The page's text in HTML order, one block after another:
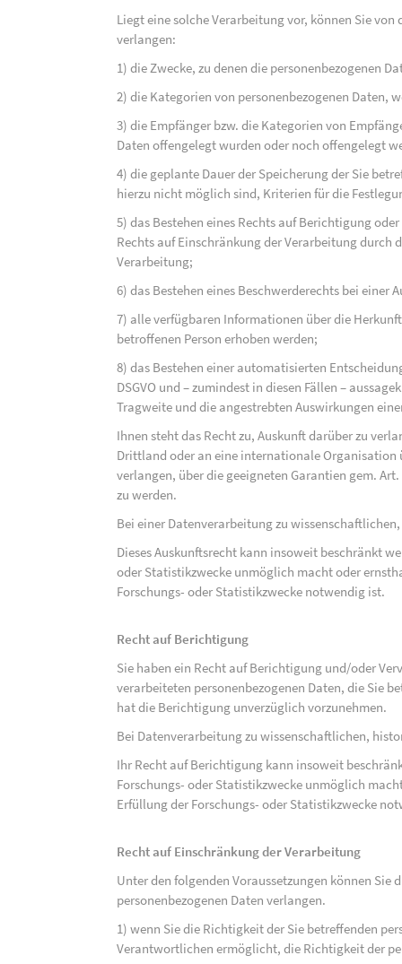
Liegt eine solche Verarbeitung vor, können Sie
verlangen:
1) die Zwecke, zu denen die personenbezogenen
2) die Kategorien von personenbezogenen Daten,
3) die Empfänger bzw. die Kategorien von
Daten offengelegt wurden oder noch offengelegt
4) die geplante Dauer der Speicherung der Sie
hierzu nicht möglich sind, Kriterien für die
5) das Bestehen eines Rechts auf Berichtigung
Rechts auf Einschränkung der Verarbeitung durch
Verarbeitung;
6) das Bestehen eines Beschwerderechts bei einer
7) alle verfügbaren Informationen über die
betroffenen Person erhoben werden;
8) das Bestehen einer automatisierten
DSGVO und – zumindest in diesen Fällen –
Tragweite und die angestrebten Auswirkungen
Ihnen steht das Recht zu, Auskunft darüber zu
Drittland oder an eine internationale Organisation
verlangen, über die geeigneten Garantien gem.
zu werden.
Bei einer Datenverarbeitung zu
Dieses Auskunftsrecht kann insoweit beschränkt
oder Statistikzwecke unmöglich macht oder
Forschungs- oder Statistikzwecke notwendig ist.
Recht auf Berichtigung
Sie haben ein Recht auf Berichtigung und/oder
verarbeiteten personenbezogenen Daten, die Sie
hat die Berichtigung unverzüglich vorzunehmen.
Bei Datenverarbeitung zu wissenschaftlichen,
Ihr Recht auf Berichtigung kann insoweit
Forschungs- oder Statistikzwecke unmöglich
Erfüllung der Forschungs- oder Statistikzwecke
Recht auf Einschränkung der Verarbeitung
Unter den folgenden Voraussetzungen können
personenbezogenen Daten verlangen.
1) wenn Sie die Richtigkeit der Sie betreffenden
Verantwortlichen ermöglicht, die Richtigkeit der